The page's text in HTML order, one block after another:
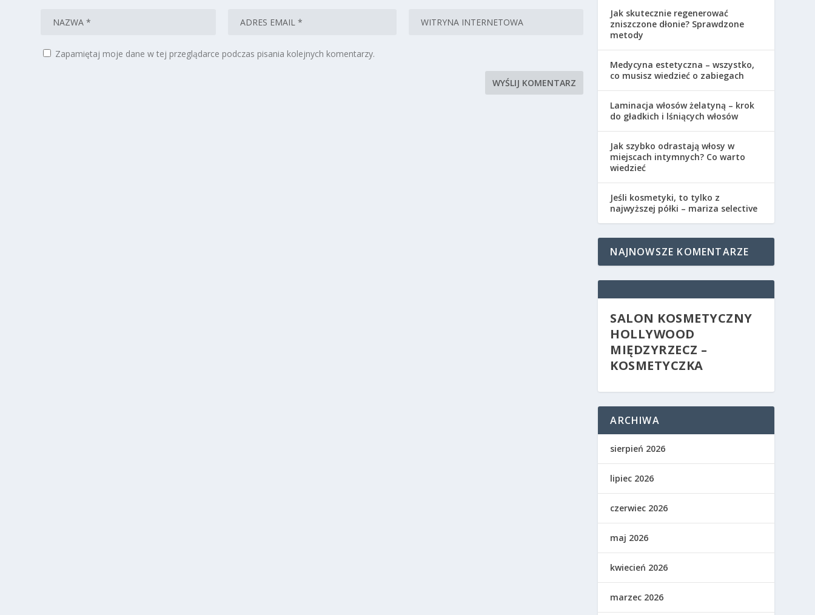
Zapamiętaj moje dane w tej przeglądarce podczas pisania kolejnych komentarzy.
Jak skutecznie regenerować
zniszczone dłonie? Sprawdzone
metody
Medycyna estetyczna – wszystko,
co musisz wiedzieć o zabiegach
Laminacja włosów żelatyną – krok
do gładkich i lśniących włosów
Jak szybko odrastają włosy w
miejscach intymnych? Co warto
wiedzieć
Jeśli kosmetyki, to tylko z
najwyższej półki – mariza selective
NAJNOWSZE KOMENTARZE
SALON KOSMETYCZNY
HOLLYWOOD
MIĘDZYRZECZ –
KOSMETYCZKA
ARCHIWA
sierpień 2026
lipiec 2026
czerwiec 2026
maj 2026
kwiecień 2026
marzec 2026